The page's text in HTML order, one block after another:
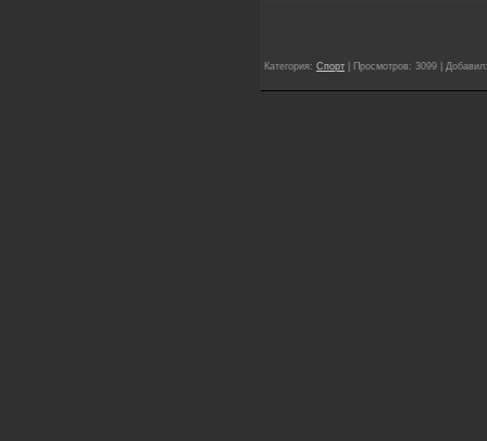
Категория: Спорт | Просмотров: 3099 |